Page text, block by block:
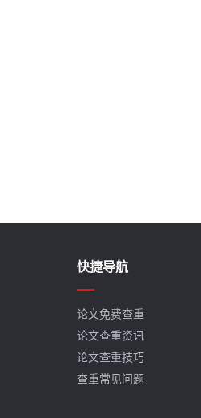
快捷导航
论文免费查重
论文查重资讯
论文查重技巧
查重常见问题